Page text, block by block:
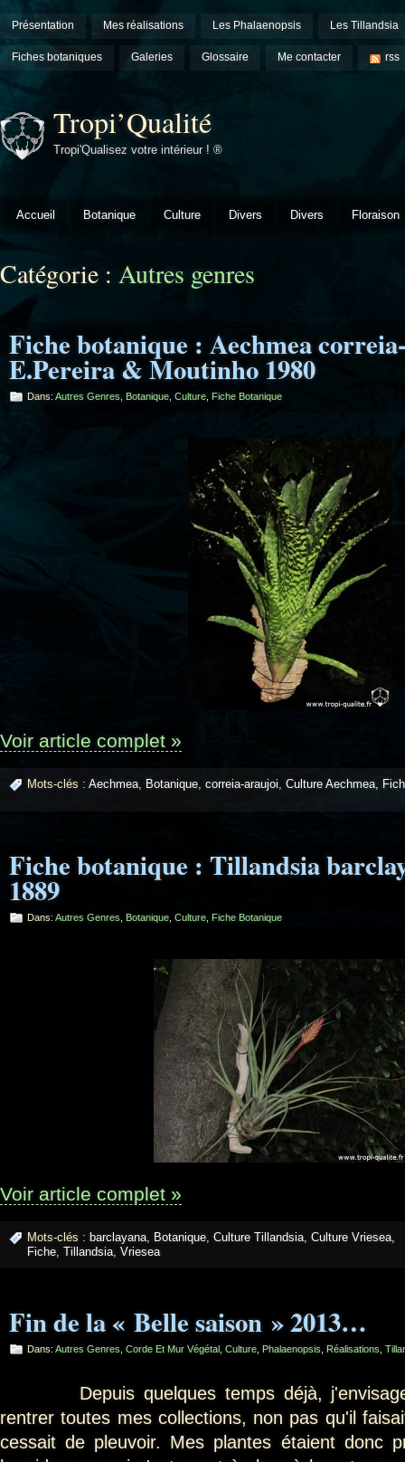
Présentation Mes réalisations Les Phalaenopsis Les Tillandsia
Fiches botaniques Galeries Glossaire Me contacter rss
Tropi’Qualité
Tropi'Qualisez votre intérieur ! ®
Accueil Botanique Culture Divers Divers Floraison
Catégorie : Autres genres
Fiche botanique : Aechmea
E.Pereira & Moutinho 1980
Dans: Autres Genres Botanique Culture Fiche Botanique
Voir article complet »
Mots-clés : Aechmea, Botanique, correia-araujoi, Culture Aechmea,
Fiche botanique : Tillandsia
1889
Dans: Autres Genres Botanique Culture Fiche Botanique
Voir article complet »
Mots-clés : barclayana, Botanique, Culture Tillandsia, Culture Vriesea,
Fiche, Tillandsia, Vriesea
Fin de la « Belle saison » 2013…
Dans: Autres Genres Corde Et Mur Végétal Culture Phalaenopsis Réalisations
Depuis quelques temps déjà,
rentrer toutes mes collections, non pas qu'il
cessait de pleuvoir. Mes plantes étaient donc